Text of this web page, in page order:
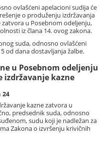
ovlašćeni apelacioni sudija će
o produženju izdržavanja
u Posebnom odeljenju,
iz člana 14. ovog zakona.
suda, odnosno ovlašćeni
od dana dostavljanja žalbe.
u Posebnom odeljenju
izdržavanje kazne
24
kazne zatvora u
predsednik suda, odnosno
sudu koji je nadležan za
Zakona o izvršenju krivičnih